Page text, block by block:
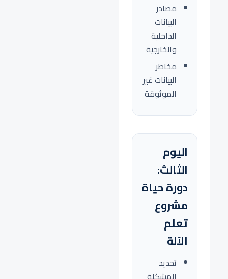
مصادر
البيانات
الداخلية
والخارجية
مخاطر
البيانات غير
الموثوقة
اليوم
الثالث:
دورة حياة
مشروع
تعلم
الآلة
تحديد